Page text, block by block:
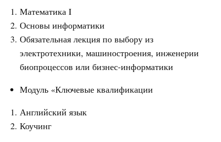
Математика I
Основы информатики
Обязательная лекция по выбору из
электротехники, машиностроения, инженерии
биопроцессов или бизнес-информатики
Модуль «Ключевые квалификации
Английский язык
Коучинг